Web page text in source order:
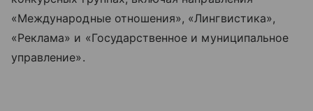
«Международные отношения», «Лингвистика»,
«Реклама» и «Государственное и муниципальное
управление».